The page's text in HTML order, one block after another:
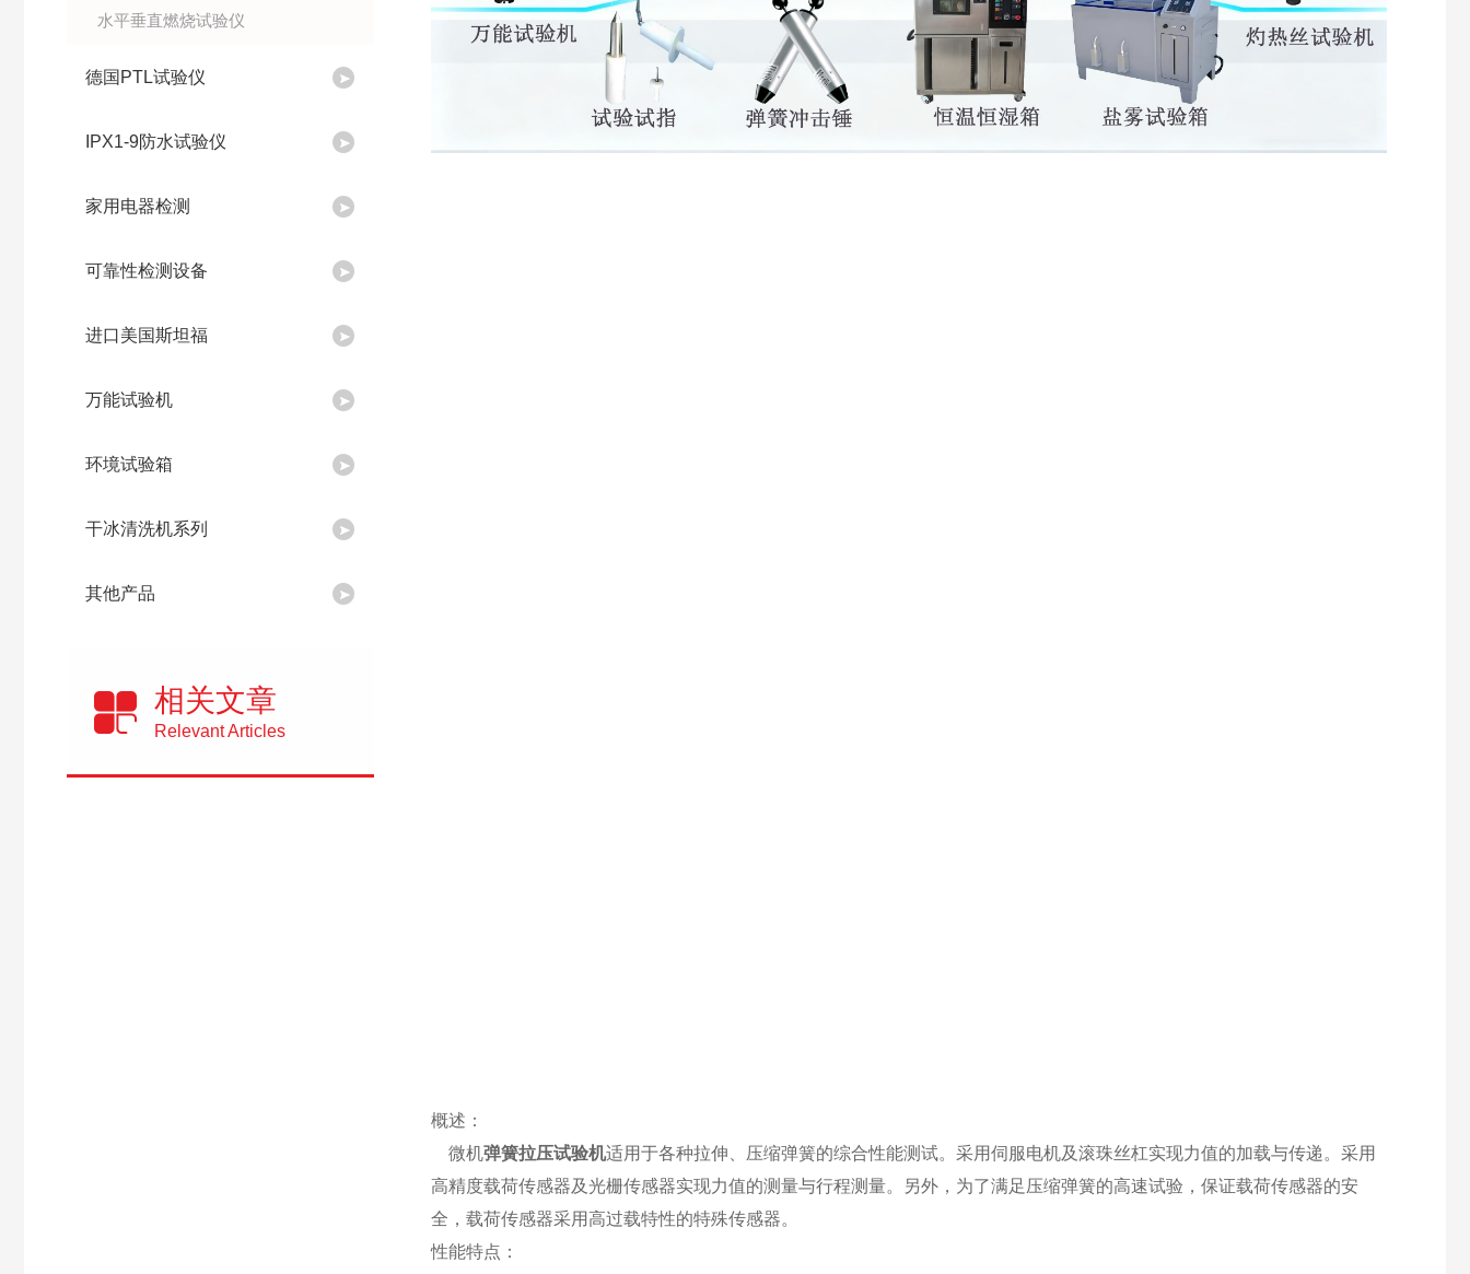
水平垂直燃烧试验仪
德国PTL试验仪
IPX1-9防水试验仪
家用电器检测
可靠性检测设备
进口美国斯坦福
万能试验机
环境试验箱
干冰清洗机系列
其他产品
相关文章
Relevant Articles
概述：
微机弹簧拉压试验机适用于各种拉伸、压缩弹簧的综合性能测试。采用伺服电机及滚珠丝杠实现力值的加载与传递。采用
高精度载荷传感器及光栅传感器实现力值的测量与行程测量。另外，为了满足压缩弹簧的高速试验，保证载荷传感器的安
全，载荷传感器采用高过载特性的特殊传感器。
性能特点：